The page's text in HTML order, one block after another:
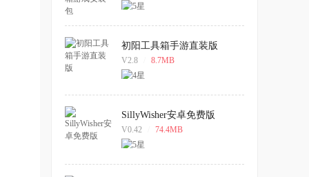
初阳工具箱手游直装版
V2.8 8.7MB
SillyWisher安卓免费版
V0.42 74.4MB